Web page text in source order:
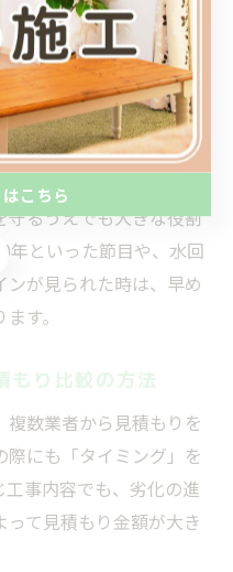
た場合、雨水の侵入に
ながり、最終的には外壁
繕が必要となることもあ
は、定期的な点検や築年
することが重要です。
的な費用節約だけでな
るうえでも大きな役割
年といった節目や、水回
ンが見られた時は、早め
す。
もり比較の方法
複数業者から見積もりを
にも「タイミング」を
事内容でも、劣化の進
て見積もり金額が大き
こちら
こちら